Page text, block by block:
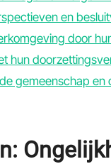
en
door
hun
gemeenschap en